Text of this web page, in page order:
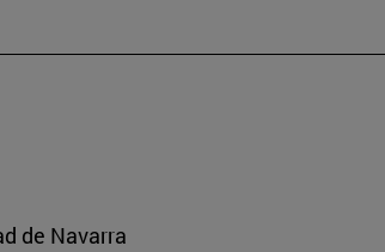
de Navarra